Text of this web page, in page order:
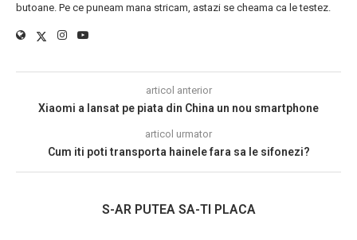
butoane. Pe ce puneam mana stricam, astazi se cheama ca le testez.
articol anterior
Xiaomi a lansat pe piata din China un nou smartphone
articol urmator
Cum iti poti transporta hainele fara sa le sifonezi?
S-AR PUTEA SA-TI PLACA